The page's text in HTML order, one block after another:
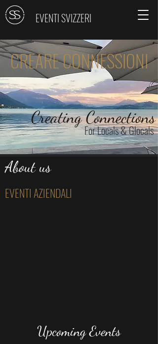
EVENTI SVIZZERI
Creating Connections
For Locals & Glocals
About us
CREARE CONNESSIONI
EVENTI AZIENDALI
Upcoming Events